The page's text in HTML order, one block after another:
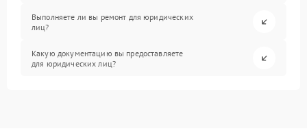
Выполняете ли вы ремонт для юридических
лиц?
Какую документацию вы предоставляете
для юридических лиц?